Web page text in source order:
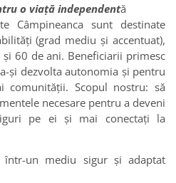
o viață independentă
Câmpineanca sunt destinate
(grad mediu și accentuat),
60 de ani. Beneficiarii primesc
și dezvolta autonomia și pentru
Scopul nostru: să
necesare pentru a deveni
pe ei și mai conectați la
un mediu sigur și adaptat